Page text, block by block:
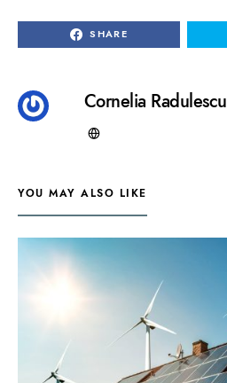
SHARE
Cornelia Radulescu
YOU MAY ALSO LIKE